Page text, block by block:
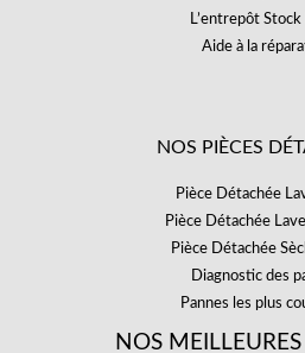
L’entrepôt Stock
Aide à la
NOS PIÈCES
Pièce Détachée
Pièce Détachée
Pièce Détachée
Diagnostic des
Pannes les plus
NOS